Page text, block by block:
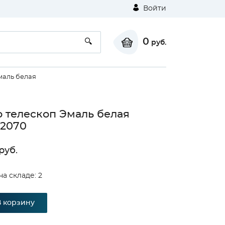
Войти
0 руб.
белая
⚠
Unable to load the image!
телескоп Эмаль белая
складе: 2
корзину